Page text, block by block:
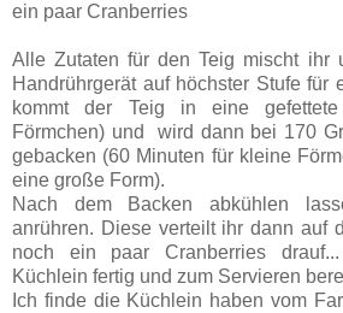
ein paar Cranberries
Alle Zutaten für den Teig mischt ihr
Handrührgerät auf höchster Stufe für
kommt der Teig in eine
Förmchen) und wird dann bei 170
gebacken (60 Minuten für kleine
eine große Form).
Nach dem Backen abkühlen
anrühren. Diese verteilt ihr dann auf
noch ein paar Cranberries
Küchlein fertig und zum Servieren
Ich finde die Küchlein haben vom